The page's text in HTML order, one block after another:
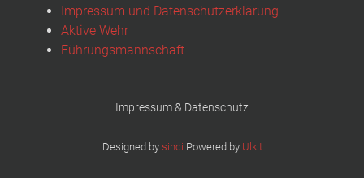
Impressum und Datenschutzerklärung
Aktive Wehr
Führungsmannschaft
Impressum & Datenschutz
Designed by sinci Powered by Ulkit